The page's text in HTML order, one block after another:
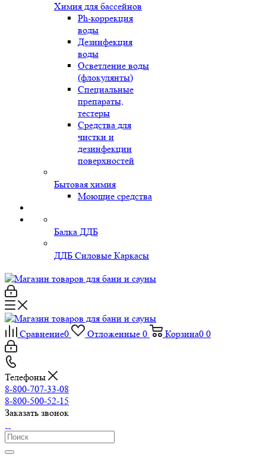
Химия для бассейнов
Ph-коррекция
воды
Дезинфекция
воды
Осветление воды
(флокулянты)
Специальные
препараты,
тестеры
Средства для
чистки и
дезинфекции
поверхностей
Бытовая химия
Моющие средства
Балка ДДБ
ДДБ Силовые Каркасы
Сравнение0 Отложенные 0 Корзина0 0
Телефоны
8-800-707-33-08
8-800-500-52-15
Заказать звонок